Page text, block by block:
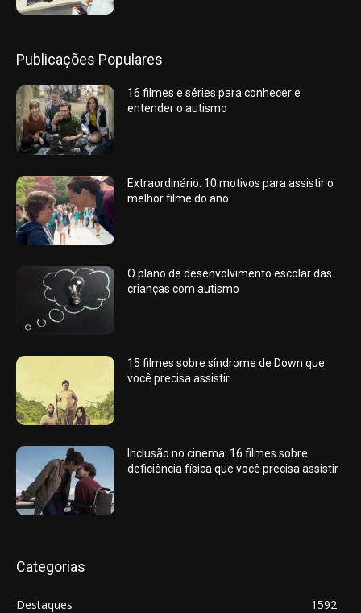
Publicações Populares
16 filmes e séries para conhecer e
entender o autismo
Extraordinário: 10 motivos para assistir o
melhor filme do ano
O plano de desenvolvimento escolar das
crianças com autismo
15 filmes sobre síndrome de Down que
você precisa assistir
Inclusão no cinema: 16 filmes sobre
deficiência física que você precisa assistir
Categorias
Destaques
1592